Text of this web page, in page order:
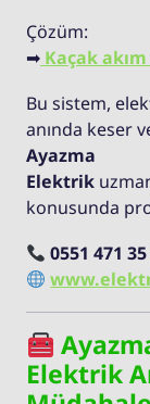
Çözüm:
➡ Kaçak
Bu sistem,
anında keser
Ayazma
Elektrik
konusunda
0551 471 35
Elektrik